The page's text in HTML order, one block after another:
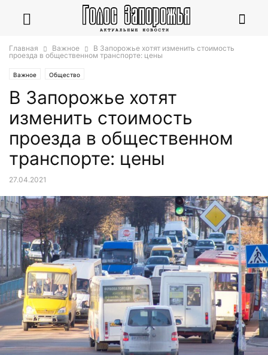
Главная Важное
В Запорожье хотят изменить стоимость
проезда в общественном транспорте: цены
Важное Общество
В Запорожье хотят
изменить стоимость
проезда в общественном
транспорте: цены
27.04.2021